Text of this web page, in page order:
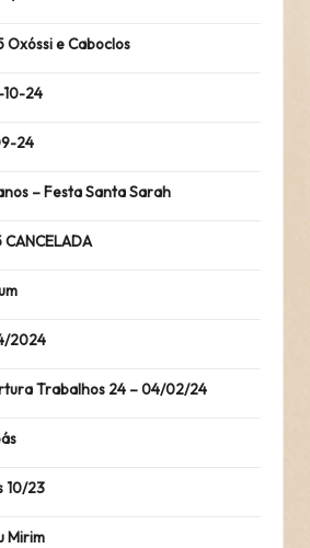
e Caboclos
10-24
24
– Festa Santa Sarah
2024
Trabalhos 24 – 04/02/24
10/23
Mirim